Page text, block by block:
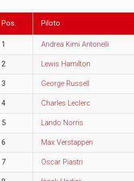
Pos. Piloto
1 Andrea Kimi Antonelli
2 Lewis Hamilton
3 George Russell
4 Charles Leclerc
5 Lando Norris
6 Max Verstappen
7 Oscar Piastri